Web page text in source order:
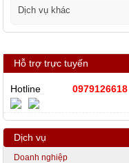
Dịch vụ khác
Hỗ trợ trực tuyến
Hotline 0979126618
Dịch vụ
Doanh nghiệp